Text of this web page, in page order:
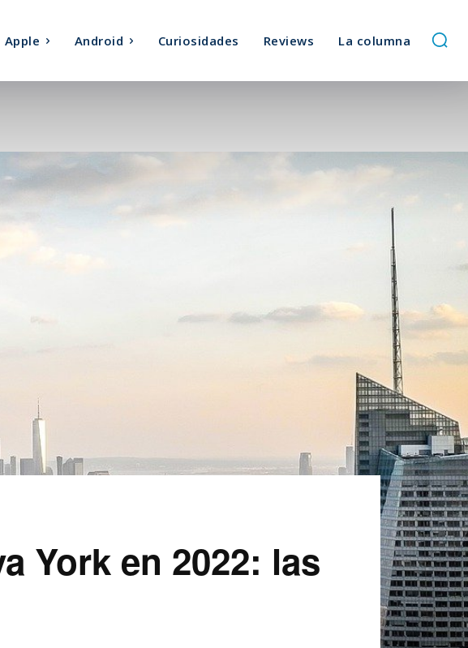
Apple Android Curiosidades Reviews La columna
York en 2022: las